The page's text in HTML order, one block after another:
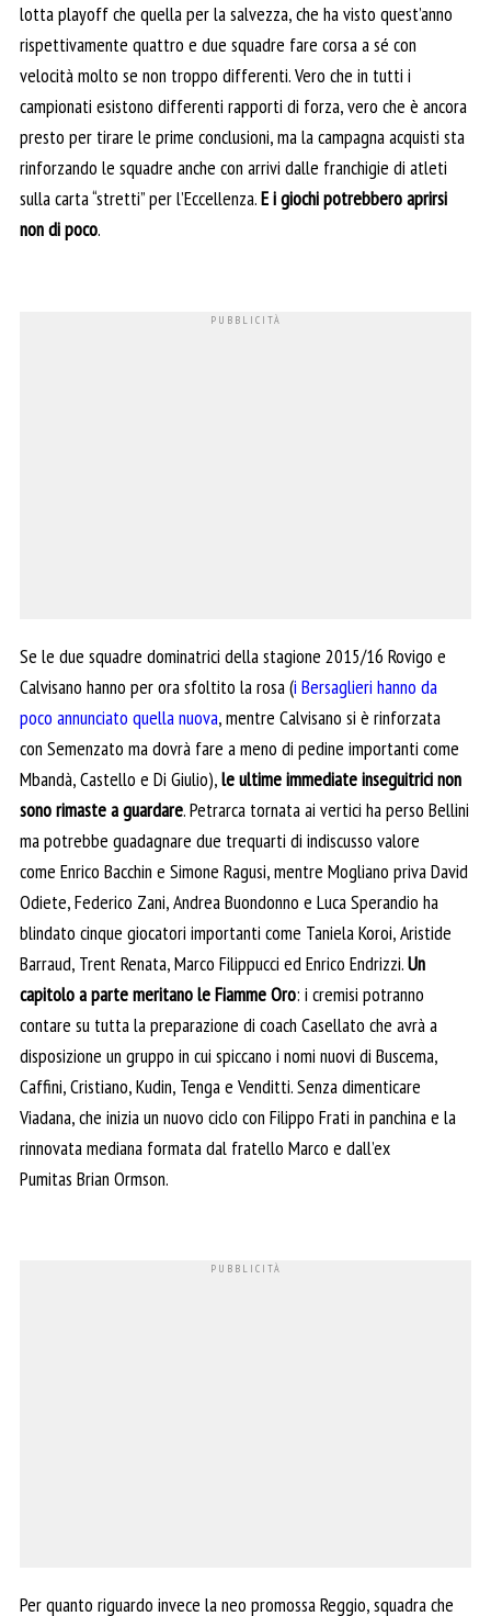
lotta playoff che quella per la salvezza, che ha visto quest’anno
rispettivamente quattro e due squadre fare corsa a sé con
velocità molto se non troppo differenti. Vero che in tutti i
campionati esistono differenti rapporti di forza, vero che è ancora
presto per tirare le prime conclusioni, ma la campagna acquisti sta
rinforzando le squadre anche con arrivi dalle franchigie di atleti
sulla carta “stretti” per l’Eccellenza.E i giochi potrebbero aprirsi
non di poco.
Se le due squadre dominatrici della stagione 2015/16 Rovigo e
Calvisano hanno per ora sfoltito la rosa (i Bersaglieri hanno da
poco annunciato quella nuova, mentre Calvisano si è rinforzata
con Semenzato ma dovrà fare a meno di pedine importanti come
Mbandà, Castello e Di Giulio),le ultime immediate inseguitrici non
sono rimaste a guardare. Petrarca tornata ai vertici ha perso Bellini
ma potrebbe guadagnare due trequarti di indiscusso valore
come Enrico Bacchin e Simone Ragusi, mentre Mogliano priva David
Odiete, Federico Zani, Andrea Buondonno e Luca Sperandio ha
blindato cinque giocatori importanti come Taniela Koroi, Aristide
Barraud, Trent Renata, Marco Filippucci ed Enrico Endrizzi.Un
capitolo a parte meritano le Fiamme Oro: i cremisi potranno
contare su tutta la preparazione di coach Casellato che avrà a
disposizione un gruppo in cui spiccano i nomi nuovi di Buscema,
Caffini, Cristiano, Kudin, Tenga e Venditti. Senza dimenticare
Viadana, che inizia un nuovo ciclo con Filippo Frati in panchina e la
rinnovata mediana formata dal fratello Marco e dall’ex
Pumitas Brian Ormson.
Per quanto riguardo invece la neo promossa Reggio, squadra che